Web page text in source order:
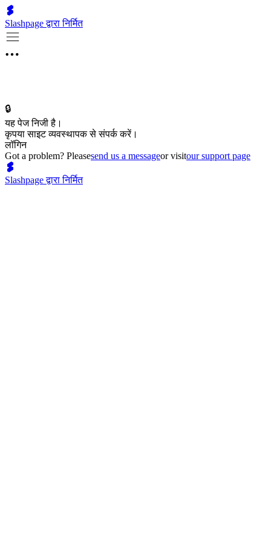
Slashpage द्वारा निर्मित
🔒
यह पेज निजी है।
कृपया साइट व्यवस्थापक से संपर्क करें।
लॉगिन
Got a problem? Pleasesend us a messageor visitour support page
Slashpage द्वारा निर्मित